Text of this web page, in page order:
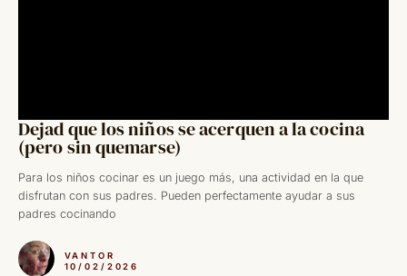
Dejad que los niños se acerquen a la cocina
(pero sin quemarse)
Para los niños cocinar es un juego más, una actividad en la que
disfrutan con sus padres. Pueden perfectamente ayudar a sus
padres cocinando
VANTOR
10/02/2026